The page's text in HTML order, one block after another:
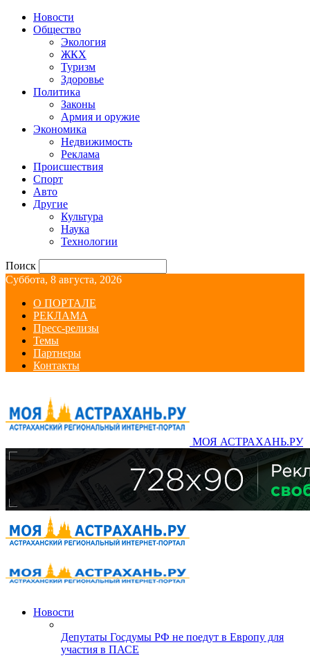
Новости
Общество
Экология
ЖКХ
Туризм
Здоровье
Политика
Законы
Армия и оружие
Экономика
Недвижимость
Реклама
Происшествия
Спорт
Авто
Другие
Культура
Наука
Технологии
Поиск
Суббота, 8 августа, 2026
О ПОРТАЛЕ
РЕКЛАМА
Пресс-релизы
Темы
Партнеры
Контакты
МОЯ АСТРАХАНЬ.РУ
Новости
Депутаты Госдумы РФ не поедут в Европу для
участия в ПАСЕ